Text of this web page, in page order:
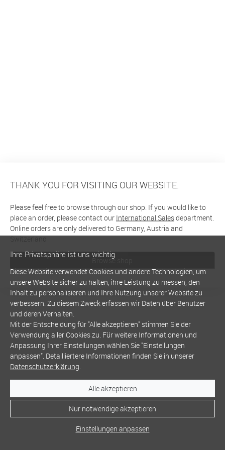
THANK YOU FOR VISITING OUR WEBSITE.
Please feel free to browse through our shop. If you would like to
place an order, please contact our International Salesdepartment.
Online orders are only delivered to Germany, Austria and
Switzerland
Browse shop
Ihre Privatsphäre ist uns wichtig
Diese Website verwendet Cookies und andere Technologien, um
unsere Website sicher zu halten, ihre Leistung zu messen, den
Inhalt zu personalisieren und Ihre Nutzung unserer Website zu
verbessern. Zu diesem Zweck erfassen wir Daten über Benutzer
und deren Verhalten.
Mit der Entscheidung für "Alle akzeptieren" stimmen Sie der
Verwendung aller Cookies zu. Für weitere Informationen und
Anpassung Ihrer Einstellungen wählen Sie "Einstellungen
anpassen". Detailliertere Informationen finden Sie in unserer
Datenschutzerklärung.
Alle akzeptieren
Nur notwendige akzeptieren
Einstellungen anpassen